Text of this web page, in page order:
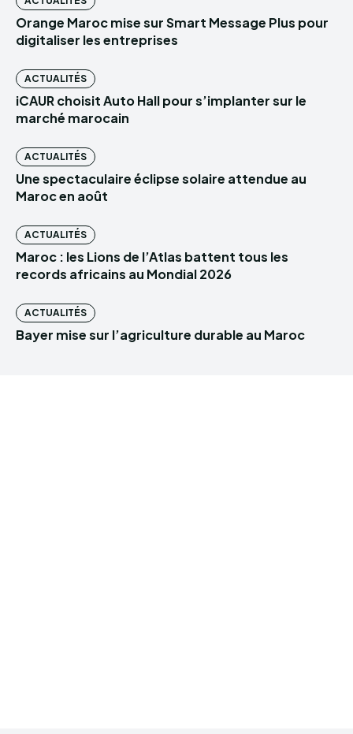
Orange Maroc mise sur Smart Message Plus pour
digitaliser les entreprises
ACTUALITÉS
iCAUR choisit Auto Hall pour s’implanter sur le
marché marocain
ACTUALITÉS
Une spectaculaire éclipse solaire attendue au
Maroc en août
ACTUALITÉS
Maroc : les Lions de l’Atlas battent tous les
records africains au Mondial 2026
ACTUALITÉS
Bayer mise sur l’agriculture durable au Maroc